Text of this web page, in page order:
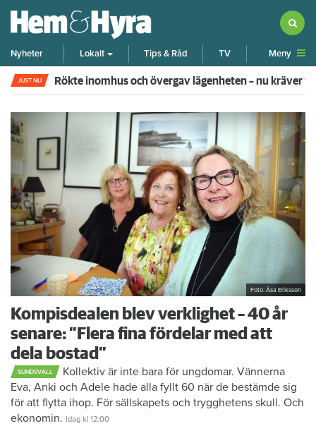
Nyheter Lokalt Tips & Råd TV Meny
JUST NU Rökte inomhus och övergav lägenheten – nu kräver
Foto: Åsa Eriksson
Kompisdealen blev verklighet – 40 år
senare: ”Flera fina fördelar med att
dela bostad”
SUNDSVALL
Kollektiv är inte bara för ungdomar. Vännerna
Eva, Anki och Adele hade alla fyllt 60 när de bestämde sig
för att flytta ihop. För sällskapets och trygghetens skull. Och
ekonomin. Idag kl 12:00